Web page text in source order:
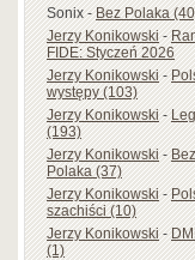
Sonix-Bez Polaka
Jerzy Konikowski-
FIDE: Styczeń 2026
Jerzy Konikowski-
występy (103)
Jerzy Konikowski-
(193)
Jerzy Konikowski-Bez
Polaka (37)
Jerzy Konikowski-
szachiści (10)
Jerzy Konikowski-
(1)